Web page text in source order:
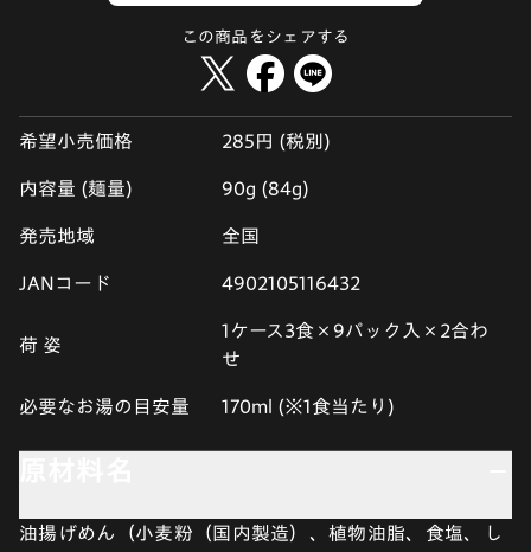
この商品をシェアする
希望小売価格 285円 (税別)
内容量 (麺量) 90g (84g)
発売地域 全国
JANコード 4902105116432
荷 姿
1ケース3食×9パック入×2合わ
せ
必要なお湯の目安量 170ml (※1食当たり)
油揚げめん（小麦粉（国内製造）、植物油脂、食塩、し